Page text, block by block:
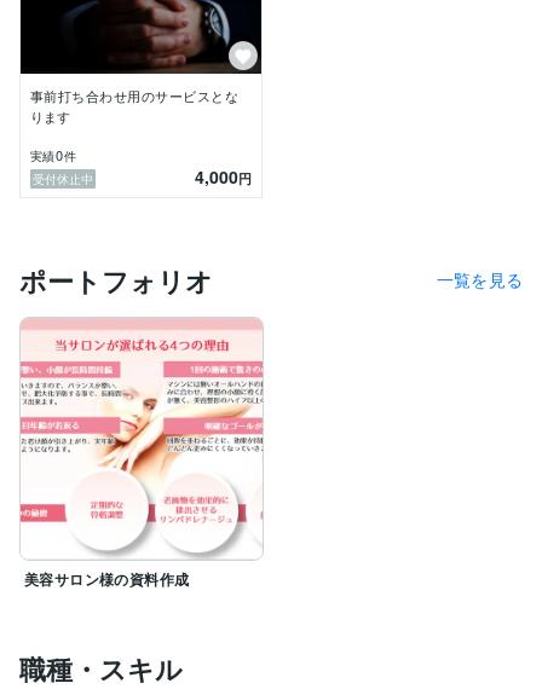
事前打ち合わせ用のサービスとな
ります
実績0件
受付休止中
4,000円
ポートフォリオ 一覧を見る
美容サロン様の資料作成
職種・スキル